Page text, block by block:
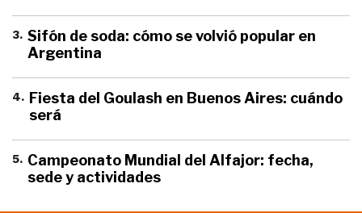
3. Sifón de soda: cómo se volvió popular en
Argentina
4. Fiesta del Goulash en Buenos Aires: cuándo
será
5. Campeonato Mundial del Alfajor: fecha,
sede y actividades